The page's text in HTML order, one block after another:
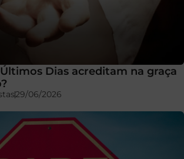
Dias acreditam na graça
29/06/2026